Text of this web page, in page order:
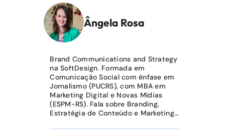
Ângela Rosa
Brand Communications and Strategy
na SoftDesign. Formada em
Comunicação Social com ênfase em
Jornalismo (PUCRS), com MBA em
Marketing Digital e Novas Mídias
(ESPM-RS). Fala sobre Branding,
Estratégia de Conteúdo e Marketing